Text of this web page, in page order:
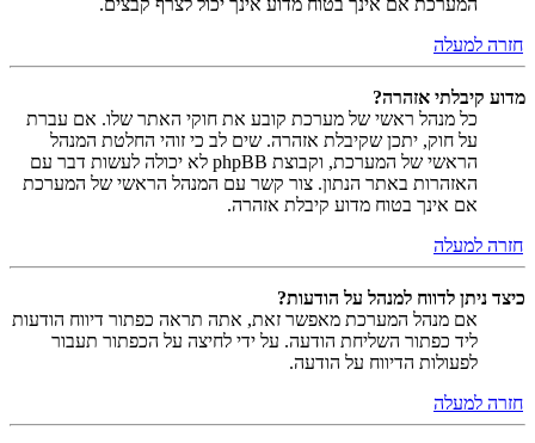
המערכת אם אינך בטוח מדוע אינך יכול לצרף קבצים.
חזרה למעלה
מדוע קיבלתי אזהרה?
כל מנהל ראשי של מערכת קובע את חוקי האתר שלו. אם עברת
על חוק, יתכן שקיבלת אזהרה. שים לב כי זוהי החלטת המנהל
הראשי של המערכת, וקבוצת phpBB לא יכולה לעשות דבר עם
האזהרות באתר הנתון. צור קשר עם המנהל הראשי של המערכת
אם אינך בטוח מדוע קיבלת אזהרה.
חזרה למעלה
כיצד ניתן לדווח למנהל על הודעות?
אם מנהל המערכת מאפשר זאת, אתה תראה כפתור דיווח הודעות
ליד כפתור השליחת הודעה. על ידי לחיצה על הכפתור תעבור
לפעולות הדיווח על הודעה.
חזרה למעלה